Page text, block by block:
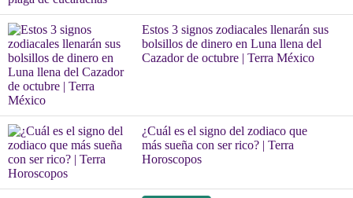
Estos 3 signos zodiacales llenarán sus
bolsillos de dinero en Luna llena del
Cazador de octubre | Terra México
¿Cuál es el signo del zodiaco que
más sueña con ser rico? | Terra
Horoscopos